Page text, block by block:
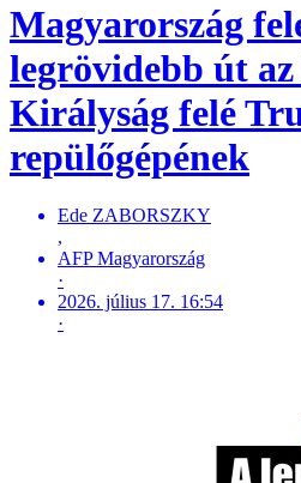
Magyarország
legrövidebb út
Királyság felé
repülőgépének
Ede ZABORSZKY
,
AFP Magyarország
·
2026. július 17. 16:54
·